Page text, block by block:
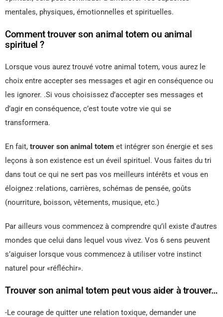
mentales, physiques, émotionnelles et spirituelles.
Comment trouver son animal totem ou animal
spirituel ?
Lorsque vous aurez trouvé votre animal totem, vous aurez le
choix entre accepter ses messages et agir en conséquence ou
les ignorer. .Si vous choisissez d’accepter ses messages et
d’agir en conséquence, c’est toute votre vie qui se
transformera.
En fait, trouver son animal totem et intégrer son énergie et ses
leçons à son existence est un éveil spirituel. Vous faites du tri
dans tout ce qui ne sert pas vos meilleurs intérêts et vous en
éloignez :relations, carrières, schémas de pensée, goûts
(nourriture, boisson, vêtements, musique, etc.)
Par ailleurs vous commencez à comprendre qu’il existe d’autres
mondes que celui dans lequel vous vivez. Vos 6 sens peuvent
s’aiguiser lorsque vous commencez à utiliser votre instinct
naturel pour «réfléchir».
Trouver son animal totem peut vous aider à trouver…
-Le courage de quitter une relation toxique, demander une